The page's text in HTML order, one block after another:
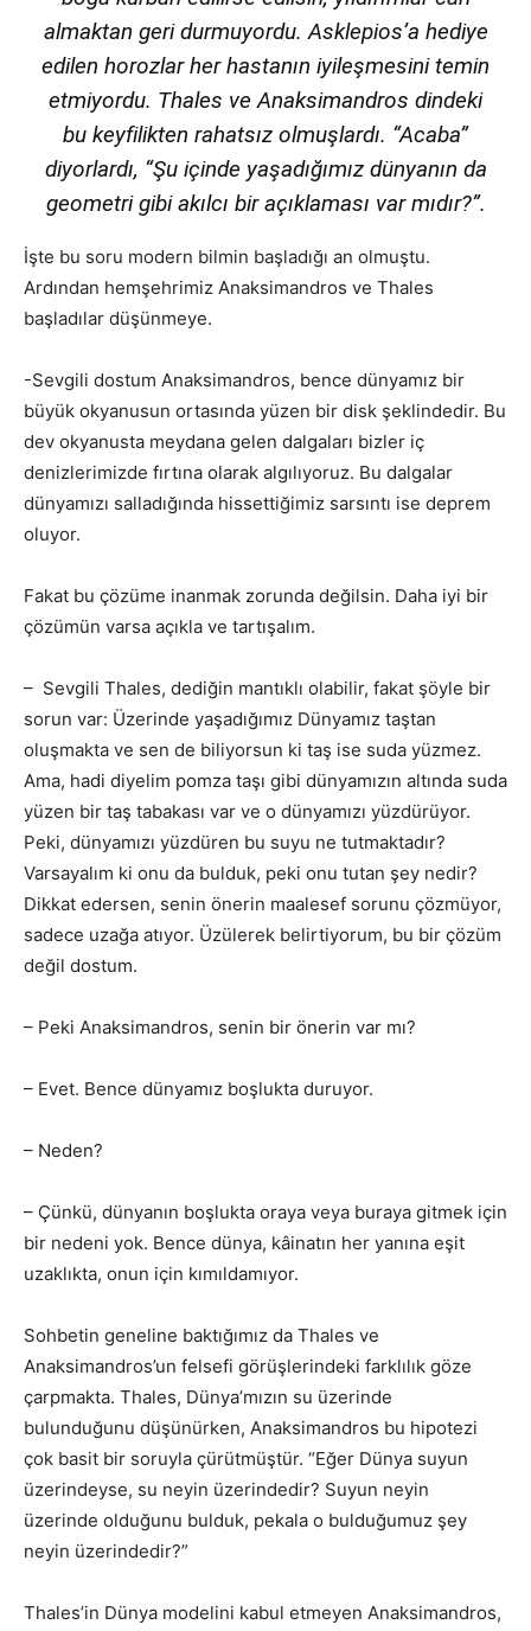
almaktan geri durmuyordu. Asklepios’a hediye
edilen horozlar her hastanın iyileşmesini temin
etmiyordu. Thales ve Anaksimandros dindeki
bu keyfilikten rahatsız olmuşlardı. “Acaba”
diyorlardı, “Şu içinde yaşadığımız dünyanın da
geometri gibi akılcı bir açıklaması var mıdır?”.
İşte bu soru modern bilmin başladığı an olmuştu.
Ardından hemşehrimiz Anaksimandros ve Thales
başladılar düşünmeye.
-Sevgili dostum Anaksimandros, bence dünyamız bir
büyük okyanusun ortasında yüzen bir disk şeklindedir. Bu
dev okyanusta meydana gelen dalgaları bizler iç
denizlerimizde fırtına olarak algılıyoruz. Bu dalgalar
dünyamızı salladığında hissettiğimiz sarsıntı ise deprem
oluyor.
Fakat bu çözüme inanmak zorunda değilsin. Daha iyi bir
çözümün varsa açıkla ve tartışalım.
– Sevgili Thales, dediğin mantıklı olabilir, fakat şöyle bir
sorun var: Üzerinde yaşadığımız Dünyamız taştan
oluşmakta ve sen de biliyorsun ki taş ise suda yüzmez.
Ama, hadi diyelim pomza taşı gibi dünyamızın altında suda
yüzen bir taş tabakası var ve o dünyamızı yüzdürüyor.
Peki, dünyamızı yüzdüren bu suyu ne tutmaktadır?
Varsayalım ki onu da bulduk, peki onu tutan şey nedir?
Dikkat edersen, senin önerin maalesef sorunu çözmüyor,
sadece uzağa atıyor. Üzülerek belirtiyorum, bu bir çözüm
değil dostum.
– Peki Anaksimandros, senin bir önerin var mı?
– Evet. Bence dünyamız boşlukta duruyor.
– Neden?
– Çünkü, dünyanın boşlukta oraya veya buraya gitmek için
bir nedeni yok. Bence dünya, kâinatın her yanına eşit
uzaklıkta, onun için kımıldamıyor.
Sohbetin geneline baktığımız da Thales ve
Anaksimandros’un felsefi görüşlerindeki farklılık göze
çarpmakta. Thales, Dünya’mızın su üzerinde
bulunduğunu düşünürken, Anaksimandros bu hipotezi
çok basit bir soruyla çürütmüştür. “Eğer Dünya suyun
üzerindeyse, su neyin üzerindedir? Suyun neyin
üzerinde olduğunu bulduk, pekala o bulduğumuz şey
neyin üzerindedir?”
Thales’in Dünya modelini kabul etmeyen Anaksimandros,